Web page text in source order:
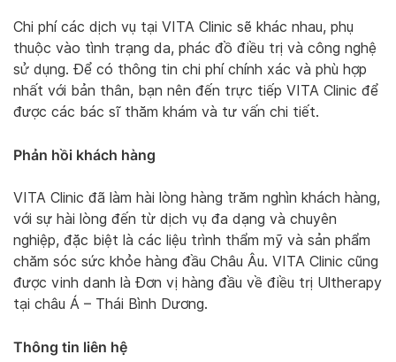
Chi phí các dịch vụ tại VITA Clinic sẽ khác nhau, phụ
thuộc vào tình trạng da, phác đồ điều trị và công nghệ
sử dụng. Để có thông tin chi phí chính xác và phù hợp
nhất với bản thân, bạn nên đến trực tiếp VITA Clinic để
được các bác sĩ thăm khám và tư vấn chi tiết.
Phản hồi khách hàng
VITA Clinic đã làm hài lòng hàng trăm nghìn khách hàng,
với sự hài lòng đến từ dịch vụ đa dạng và chuyên
nghiệp, đặc biệt là các liệu trình thẩm mỹ và sản phẩm
chăm sóc sức khỏe hàng đầu Châu Âu. VITA Clinic cũng
được vinh danh là Đơn vị hàng đầu về điều trị Ultherapy
tại châu Á – Thái Bình Dương.
Thông tin liên hệ